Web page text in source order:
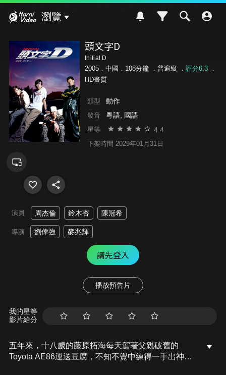
瀏覽
頭文字D
Initial D
2005．中國．108分鐘 ． 普遍級 ． 評分6.3．
HD畫質
類型 動作
發音 粵語, 國語
星等 4.4
下架時間 2029年01月31日
演員 周杰倫 鈴木杏 陳冠希
導演 劉偉強 麥兆輝
請先登入
播放預告片
我的星等
影片給分
五年來，十八歲的藤原拓海每天駕著父親破舊的
Toyota AE86運送豆腐，不知不覺中練得一手出神入